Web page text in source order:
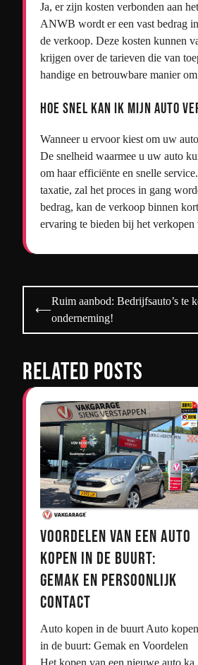
Ja, er zijn kosten verbonden aan
ANWB wordt er een vast bedrag
de verkoop. Deze kosten kunnen
krijgen over de tarieven die van
handige en betrouwbare manier
Hoe snel kan ik mijn auto
Wanneer u ervoor kiest om uw
De snelheid waarmee u uw auto
om haar efficiënte en snelle
taxatie, zal het proces in gang
bedrag, kan de verkoop binnen
ervaring te bieden bij het
Bericht
navigatie
⟵
Ruim aanbod: Bedrijfsauto’s te
onderneming!
Related Posts
Voordelen van een Auto
Kopen in de Buurt:
Gemak en Persoonlijk
Contact
Auto kopen in de buurt Auto kopen
in de buurt: Gemak en Voordelen